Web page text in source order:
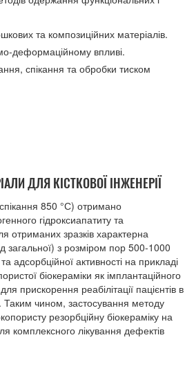
та композиційних матеріалів.
деформаційному впливі.
спікання та обробки тиском
ДЛЯ КІСТКОВОЇ ІНЖЕНЕРІЇ
850 °С) отримано
гідроксиапатиту та
отриманих зразків характерна
загальної) з розміром пор 500-1000
активності на прикладі
біокераміки як імплантаційного
прискорення реабілітації пацієнтів в
Таким чином, застосування методу
резорбційну біокераміку на
комплексного лікування дефектів